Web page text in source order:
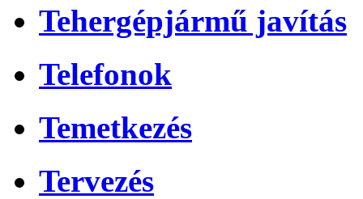
Tehergépjármű javítás
Telefonok
Temetkezés
Tervezés